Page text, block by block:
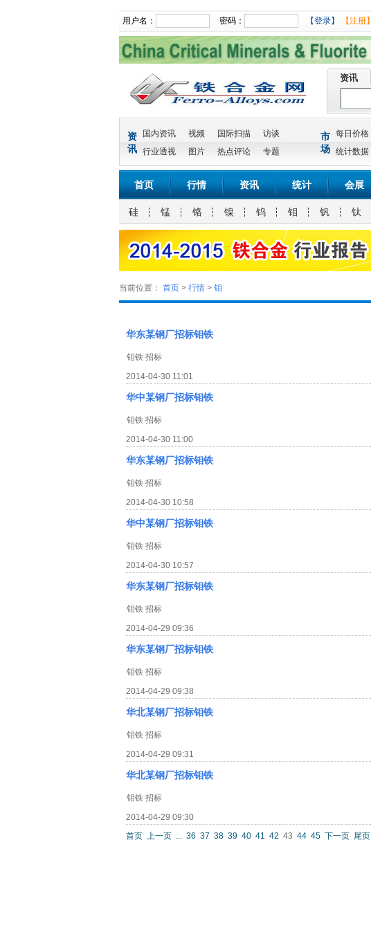
用户名： 密码： 【登录】 【注册】
资讯
资
讯
国内资讯 视频 国际扫描
访谈
行业透视
图片 热点评论 专题
市
场
每日价格
统计数据
首页 行情 资讯 统计 会展
硅 锰 铬 镍 钨 钼 钒 钛
当前位置： 首页 > 行情 > 钼
华东某钢厂招标钼铁
钼铁 招标
2014-04-30 11:01
华中某钢厂招标钼铁
钼铁 招标
2014-04-30 11:00
华东某钢厂招标钼铁
钼铁 招标
2014-04-30 10:58
华中某钢厂招标钼铁
钼铁 招标
2014-04-30 10:57
华东某钢厂招标钼铁
钼铁 招标
2014-04-29 09:36
华东某钢厂招标钼铁
钼铁 招标
2014-04-29 09:38
华北某钢厂招标钼铁
钼铁 招标
2014-04-29 09:31
华北某钢厂招标钼铁
钼铁 招标
2014-04-29 09:30
首页 上一页 ... 36 37 38 39 40 41 42 43 44 45 下一页 尾页